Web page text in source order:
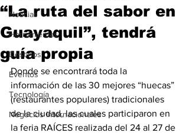
Noticias
Herramientas
Destinos
Eventos
Tecnología
Negocios Internacionales
“La ruta del sabor en
Guayaquil”, tendrá
guía propia
Donde se encontrará toda la
información de las 30 mejores “huecas”
(restaurantes populares) tradicionales
de la ciudad, las cuales participaron en
la feria RAÍCES realizada del 24 al 27 de